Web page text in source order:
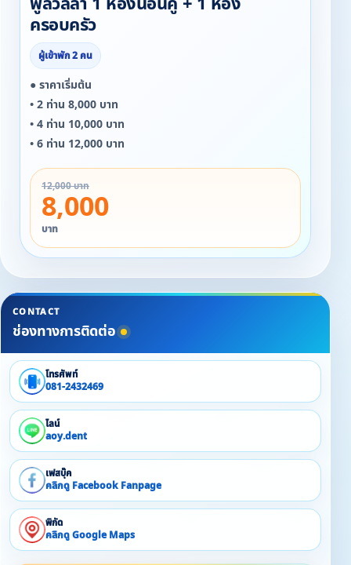
ครอบครัว
ผู้เข้าพัก 2 คน
● ราคาเริ่มต้น
• 2 ท่าน 8,000 บาท
• 4 ท่าน 10,000 บาท
• 6 ท่าน 12,000 บาท
12,000 บาท
8,000
บาท
CONTACT
ช่องทางการติดต่อ
โทรศัพท์
081-2432469
ไลน์
aoy.dent
เฟสบุ๊ค
คลิกดู Facebook Fanpage
พิกัด
คลิกดู Google Maps